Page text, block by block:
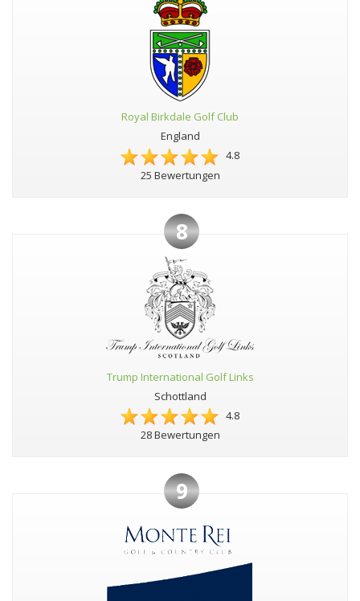
Royal Birkdale Golf Club
England
4.8
25 Bewertungen
8
Trump International Golf Links
Schottland
4.8
28 Bewertungen
9